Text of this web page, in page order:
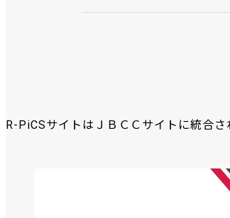
R-PiCSサイトはＪＢＣＣサイトに統合さ